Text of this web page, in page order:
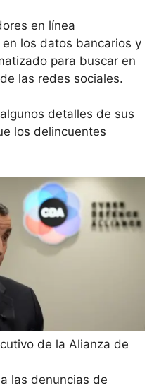
en línea
los datos bancarios y
para buscar en
las redes sociales.
detalles de sus
los delincuentes
de la Alianza de
las denuncias de